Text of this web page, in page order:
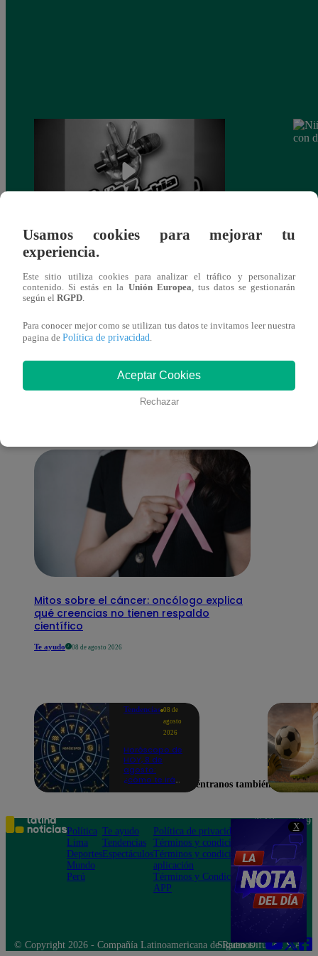
X
Muere exparticipante de La Voz Colombia
También te puede
interesar
Mitos sobre el cáncer: oncólogo explica
qué creencias no tienen respaldo
científico
Te ayudo 08 de agosto 2026
Tendencias 08 de
agosto
2026
Horóscopo de
HOY, 8 de
agosto:
¿cómo te irá
Usamos cookies para mejorar tu
experiencia.
Este sitio utiliza cookies para analizar el tráfico y personalizar
contenido. Si estás en la Unión Europea, tus datos se gestionarán
según el RGPD.
Para conocer mejor como se utilizan tus datos te invitamos leer nuestra
pagina de Política de privacidad.
Aceptar Cookies
Rechazar
Encuéntranos también en
Política
Lima
Deportes
Mundo
Perú
Te ayudo
Tendencias
Espectáculos
Política de privacidad
Términos y condiciones
Términos y condiciones
aplicación
Términos y Condiciones
APP
Teléfono: 219
Av. San
Felipe 968
Jesús María
© Copyright 2026 - Compañía Latinoamericana de Radio Difusión S.A.
Síguenos